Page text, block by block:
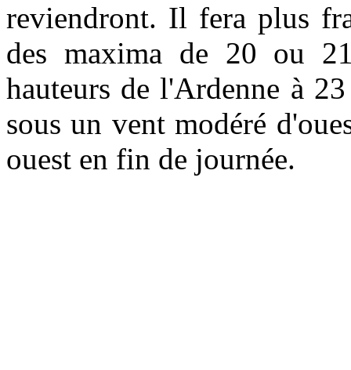
reviendront. Il fera plus
des maxima de 20 ou
hauteurs de l'Ardenne à
sous un vent modéré
ouest en fin de journée.